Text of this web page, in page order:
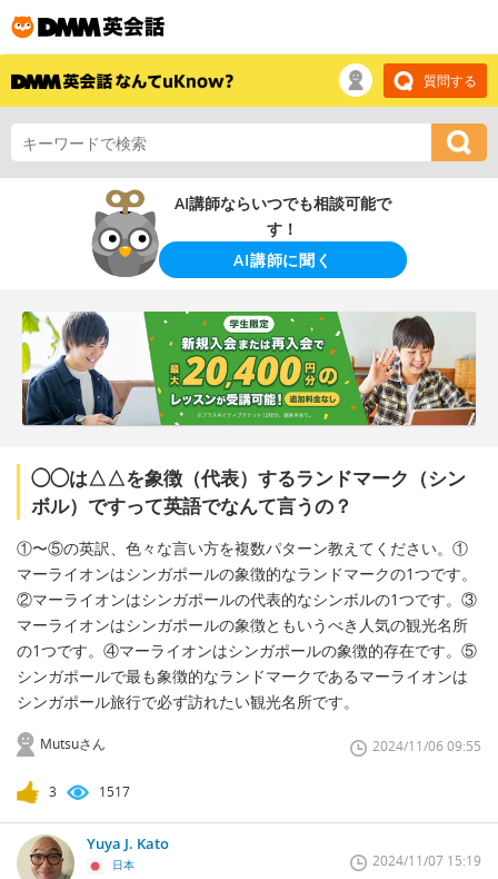
質問する
AI講師ならいつでも相談可能で
す！
AI講師に聞く
◯◯は△△を象徴（代表）するランドマーク（シン
ボル）ですって英語でなんて言うの？
①〜⑤の英訳、色々な言い方を複数パターン教えてください。①
マーライオンはシンガポールの象徴的なランドマークの1つです。
②マーライオンはシンガポールの代表的なシンボルの1つです。③
マーライオンはシンガポールの象徴ともいうべき人気の観光名所
の1つです。④マーライオンはシンガポールの象徴的存在です。⑤
シンガポールで最も象徴的なランドマークであるマーライオンは
シンガポール旅行で必ず訪れたい観光名所です。
Mutsuさん 2024/11/06 09:55
3 1517
Yuya J. Kato
日本 2024/11/07 15:19